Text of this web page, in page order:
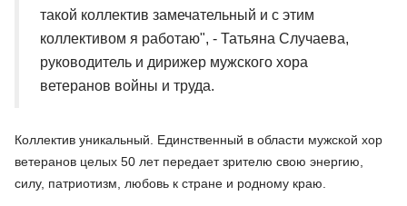
такой коллектив замечательный и с этим
коллективом я работаю", - Татьяна Случаева,
руководитель и дирижер мужского хора
ветеранов войны и труда.
Коллектив уникальный. Единственный в области мужской хор
ветеранов целых 50 лет передает зрителю свою энергию,
силу, патриотизм, любовь к стране и родному краю.